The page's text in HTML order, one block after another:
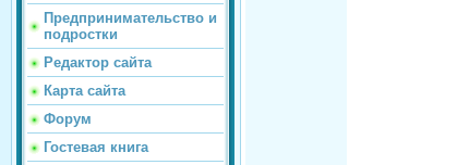
Предпринимательство и
подростки
Редактор сайта
Карта сайта
Форум
Гостевая книга